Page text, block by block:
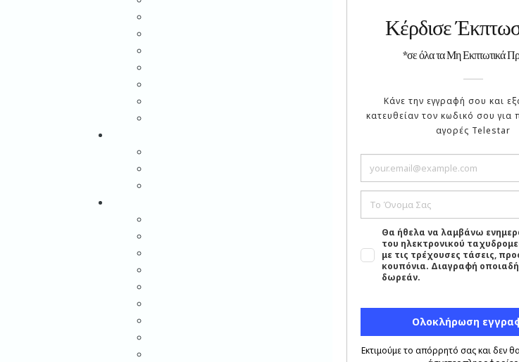
Διάφορα
Φροντίδα
Χόμπυ
Είδη
Σετ Πιάτα
Πιατέλες
Σετ
Σαλτσιέρες
Σαλατιέρες
Πιατέλες
Σετ Σερβιρίσματος